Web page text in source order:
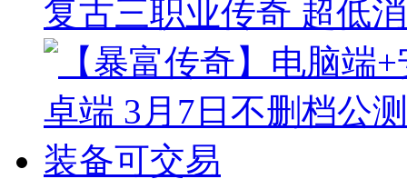
复古三职业传奇 超低